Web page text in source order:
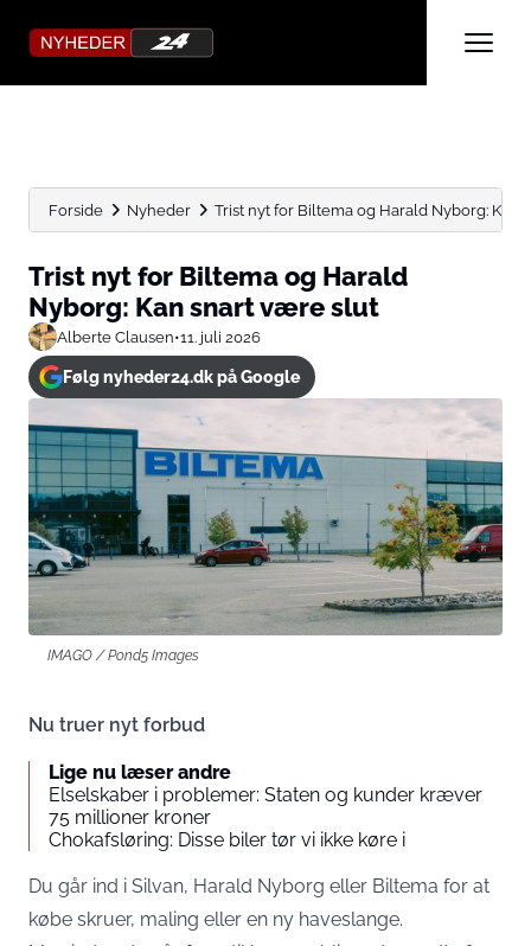
Forside Nyheder Trist nyt for Biltema og Harald Nyborg: Kan
Trist nyt for Biltema og Harald
Nyborg: Kan snart være slut
Alberte Clausen•11. juli 2026
Følg nyheder24.dk på Google
IMAGO / Pond5 Images
Nu truer nyt forbud
Lige nu læser andre
Elselskaber i problemer: Staten og kunder kræver
75 millioner kroner
Chokafsløring: Disse biler tør vi ikke køre i
Du går ind i Silvan, Harald Nyborg eller Biltema for at
købe skruer, maling eller en ny haveslange.